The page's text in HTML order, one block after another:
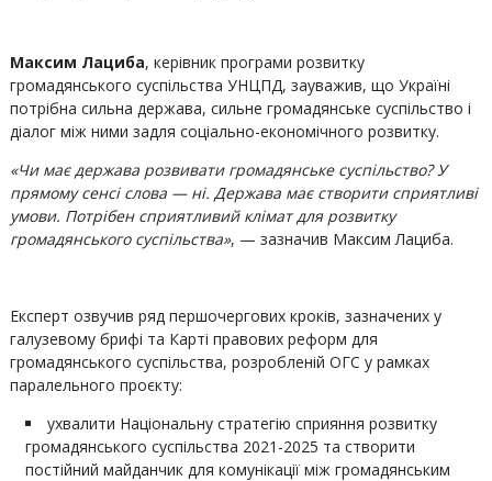
Максим Лациба, керівник програми розвитку
громадянського суспільства УНЦПД, зауважив, що Україні
потрібна сильна держава, сильне громадянське суспільство і
діалог між ними задля соціально-економічного розвитку.
«Чи має держава розвивати громадянське суспільство? У
прямому сенсі слова — ні. Держава має створити сприятливі
умови. Потрібен сприятливий клімат для розвитку
громадянського суспільства», — зазначив Максим Лациба.
Експерт озвучив ряд першочергових кроків, зазначених у
галузевому брифі та Карті правових реформ для
громадянського суспільства, розробленій ОГС у рамках
паралельного проєкту:
ухвалити Національну стратегію сприяння розвитку
громадянського суспільства 2021-2025 та створити
постійний майданчик для комунікації між громадянським